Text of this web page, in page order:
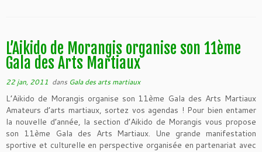
L’Aikido de Morangis organise son 11ème
Gala des Arts Martiaux
22 jan, 2011 dans Gala des arts martiaux
L’Aikido de Morangis organise son 11ème Gala des Arts Martiaux
Amateurs d’arts martiaux, sortez vos agendas ! Pour bien entamer
la nouvelle d’année, la section d’Aikido de Morangis vous propose
son 11ème Gala des Arts Martiaux. Une grande manifestation
sportive et culturelle en perspective organisée en partenariat avec